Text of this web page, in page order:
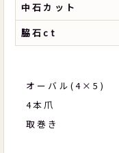
中石カット
脇石ct
オーバル(4×5)
4本爪
取巻き